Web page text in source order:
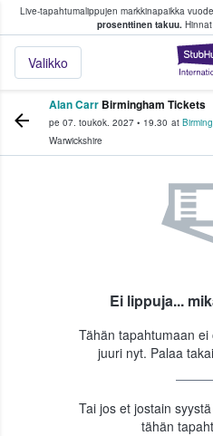
Live-tapahtumalippujen markkinapaikka
prosenttinen takuu.
Valikko
fanit ostavat ja
Alan Carr Birmingham Tickets
pe 07. toukok. 2027 • 19.30 at
Warwickshire
Ei lippuja...
Tähän tapahtumaan
juuri nyt. Palaa
Tai jos et jostain
tähän